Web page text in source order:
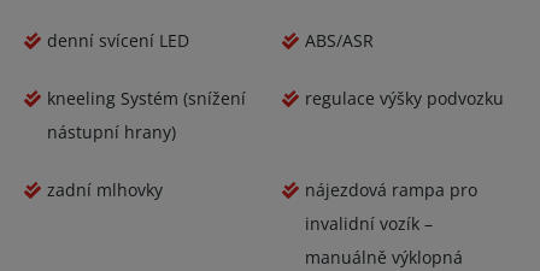
denní svícení LED ABS/ASR
kneeling Systém (snížení
nástupní hrany)
regulace výšky podvozku
zadní mlhovky
nájezdová rampa pro
invalidní vozík –
manuálně výklopná